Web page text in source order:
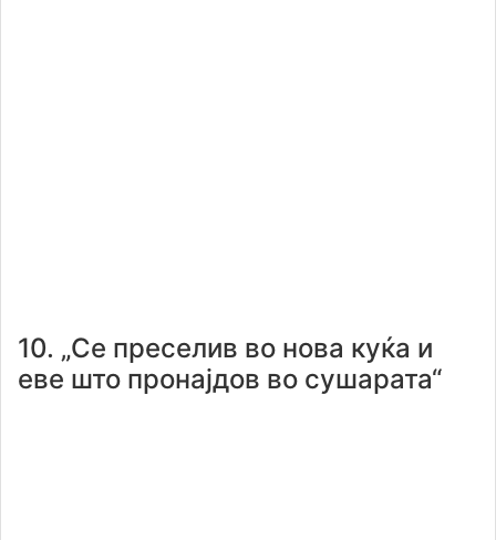
10. „Се преселив во нова куќа и
еве што пронајдов во сушарата“